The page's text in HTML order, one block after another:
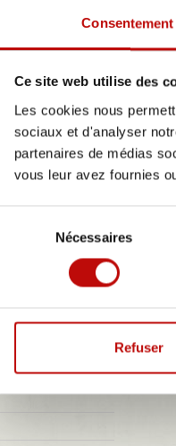
Consentement
Ce site web utilise des
Les cookies nous
sociaux et d'analyser
partenaires de médias
vous leur avez fournies
consentement
Nécessaires
Refuser
16S